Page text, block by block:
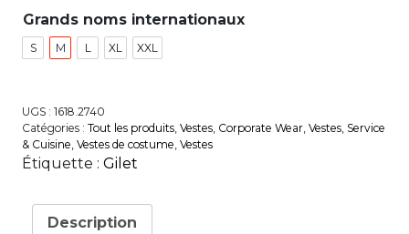
Grands noms internationaux
S M L XL XXL
UGS : 1618.2740
Catégories : Tout les produits, Vestes, Corporate Wear, Vestes, Service
& Cuisine, Vestes de costume, Vestes
Étiquette : Gilet
Description